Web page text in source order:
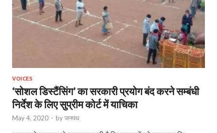
VOICES
‘सोशल डिस्टैंसिंग’ का सरकारी प्रयोग बंद करने सम्बंधी
निर्देश के लिए सुप्रीम कोर्ट में याचिका
May 4, 2020 - byजनपथ